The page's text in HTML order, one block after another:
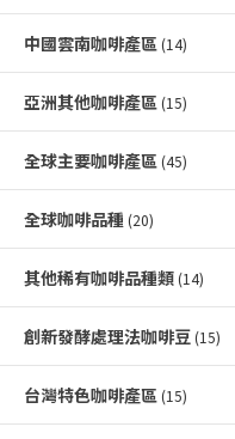
中國雲南咖啡產區 (14)
亞洲其他咖啡產區 (15)
全球主要咖啡產區 (45)
全球咖啡品種 (20)
其他稀有咖啡品種類 (14)
創新發酵處理法咖啡豆 (15)
台灣特色咖啡產區 (15)